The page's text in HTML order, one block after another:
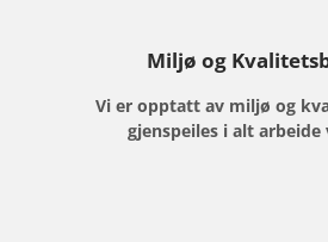
Miljø og
Vi er opptatt av miljø og
gjenspeiles i alt